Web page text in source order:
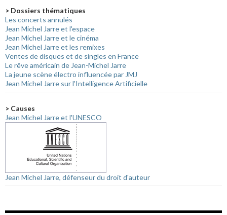
> Dossiers thématiques
Les concerts annulés
Jean Michel Jarre et l'espace
Jean Michel Jarre et le cinéma
Jean Michel Jarre et les remixes
Ventes de disques et de singles en France
Le rêve américain de Jean-Michel Jarre
La jeune scène électro influencée par JMJ
Jean Michel Jarre sur l'Intelligence Artificielle
> Causes
Jean Michel Jarre et l'UNESCO
Jean Michel Jarre, défenseur du droit d'auteur